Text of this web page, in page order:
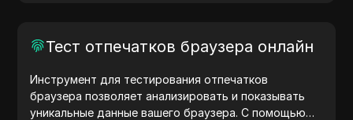
Тест отпечатков браузера онлайн
Инструмент для тестирования отпечатков
браузера позволяет анализировать и показывать
уникальные данные вашего браузера. С помощью